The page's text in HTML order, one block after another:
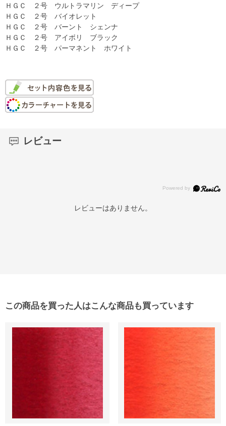
ＨＧＣ ２号 ウルトラマリン ディープ
ＨＧＣ ２号 バイオレット
ＨＧＣ ２号 バーント シェンナ
ＨＧＣ ２号 アイボリ ブラック
ＨＧＣ ２号 パーマネント ホワイト
レビュー
レビューはありません。
この商品を買った人はこんな商品も買っています